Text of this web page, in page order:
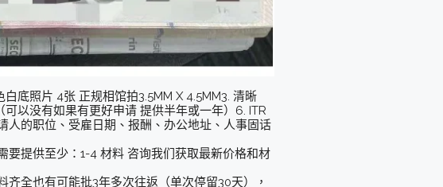
底照片 4张 正规相馆拍3.5MM X 4.5MM3. 清晰
以没有如果有更好申请 提供半年或一年）6. ITR
的职位、受雇日期、报酬、办公地址、人事固话
要提供至少：1-4 材料 咨询我们获取最新价格和材
全也有可能批3年多次往返（单次停留30天），